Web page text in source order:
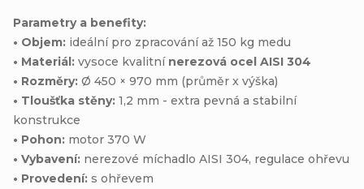
Parametry a benefity:
• Objem: ideální pro zpracování až 150 kg medu
• Materiál: vysoce kvalitní nerezová ocel AISI 304
• Rozměry: Ø 450 × 970 mm (průměr x výška)
• Tloušťka stěny: 1,2 mm - extra pevná a stabilní
konstrukce
• Pohon: motor 370 W
• Vybavení: nerezové míchadlo AISI 304, regulace ohřevu
• Provedení: s ohřevem